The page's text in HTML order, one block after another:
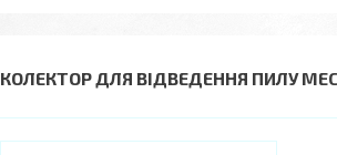
КОЛЕКТОР ДЛЯ ВІДВЕДЕННЯ ПИЛУ